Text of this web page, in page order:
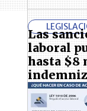
Las
laboral
hasta $8